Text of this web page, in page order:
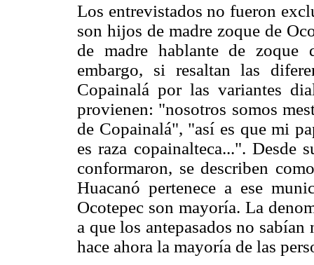
Los entrevistados no fueron
son hijos de madre zoque de
de madre hablante de zoque
embargo, si resaltan las
Copainalá por las variantes
provienen: "nosotros somos
de Copainalá", "así es que mi
es raza copainalteca...".
conformaron, se describen
Huacanó pertenece a ese
Ocotepec son mayoría. La
a que los antepasados no
hace ahora la mayoría de las